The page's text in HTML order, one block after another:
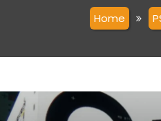
Home